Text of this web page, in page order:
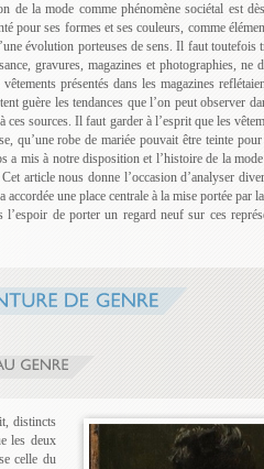
de la mode comme phénomène sociétal est
pour ses formes et ses couleurs, comme
évolution porteuses de sens. Il faut toutefois
gravures, magazines et photographies, ne
présentés dans les magazines
guère les tendances que l’on peut observer
sources. Il faut garder à l’esprit que les
qu’une robe de mariée pouvait être teinte
a mis à notre disposition et l’histoire de la
article nous donne l’occasion d’analyser
une place centrale à la mise portée par
de porter un regard neuf sur ces
distincts
les deux
celle du